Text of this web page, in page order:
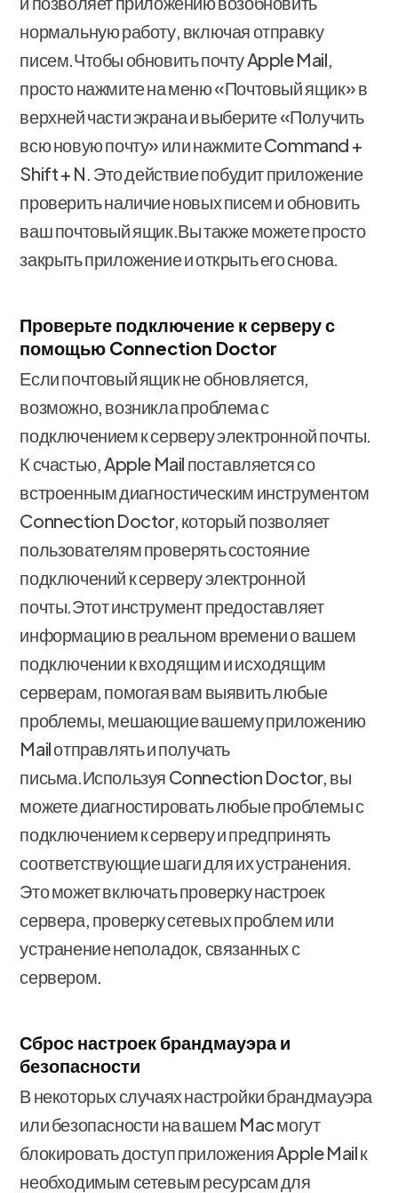
нормальную работу, включая отправку
писем.Чтобы обновить почту Apple Mail,
просто нажмите на меню «Почтовый ящик» в
верхней части экрана и выберите «Получить
всю новую почту» или нажмите Command +
Shift + N. Это действие побудит приложение
проверить наличие новых писем и обновить
ваш почтовый ящик.Вы также можете просто
закрыть приложение и открыть его снова.
Проверьте подключение к серверу с
помощью Connection Doctor
Если почтовый ящик не обновляется,
возможно, возникла проблема с
подключением к серверу электронной почты.
К счастью, Apple Mail поставляется со
встроенным диагностическим инструментом
Connection Doctor, который позволяет
пользователям проверять состояние
подключений к серверу электронной
почты.Этот инструмент предоставляет
информацию в реальном времени о вашем
подключении к входящим и исходящим
серверам, помогая вам выявить любые
проблемы, мешающие вашему приложению
Mail отправлять и получать
письма.Используя Connection Doctor, вы
можете диагностировать любые проблемы с
подключением к серверу и предпринять
соответствующие шаги для их устранения.
Это может включать проверку настроек
сервера, проверку сетевых проблем или
устранение неполадок, связанных с
сервером.
Сброс настроек брандмауэра и
безопасности
В некоторых случаях настройки брандмауэра
или безопасности на вашем Mac могут
блокировать доступ приложения Apple Mail к
необходимым сетевым ресурсам для